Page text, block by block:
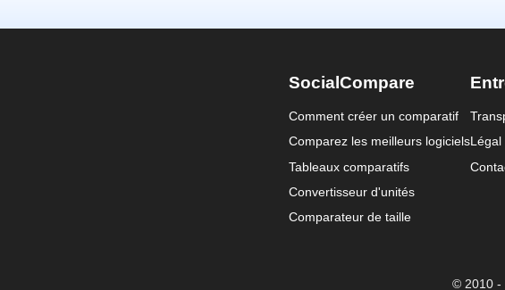
SocialCompare
Comment créer un comparatif
Comparez les meilleurs logiciels
Tableaux comparatifs
Convertisseur d'unités
Comparateur de taille
Légal
© 2010 -